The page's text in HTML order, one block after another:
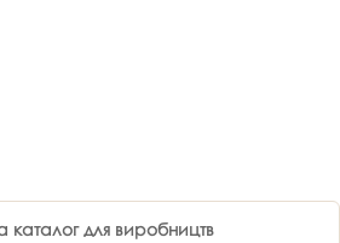
каталог для виробництв